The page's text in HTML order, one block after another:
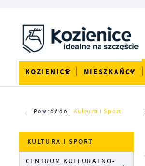
KOZIENICE MIESZKAŃCY
Powróć do: Kultura I Sport
KULTURA I SPORT
CENTRUM KULTURALNO-